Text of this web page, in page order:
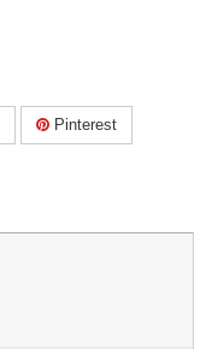
Pinterest